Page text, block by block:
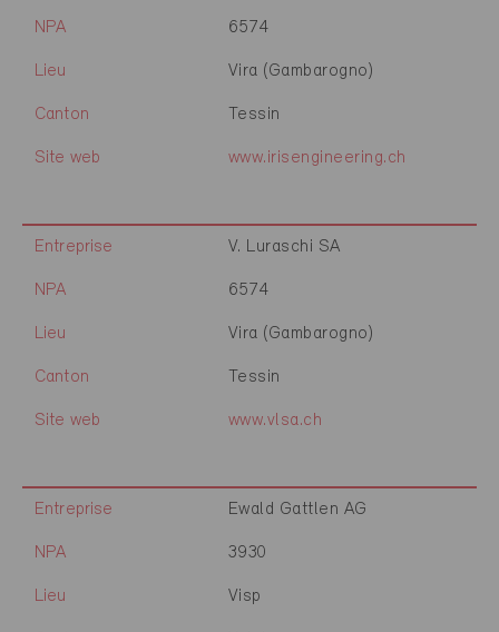
NPA 6574
Lieu Vira (Gambarogno)
Canton Tessin
Site web www.irisengineering.ch
Entreprise V. Luraschi SA
NPA 6574
Lieu Vira (Gambarogno)
Canton Tessin
Site web www.vlsa.ch
Entreprise Ewald Gattlen AG
NPA 3930
Lieu Visp